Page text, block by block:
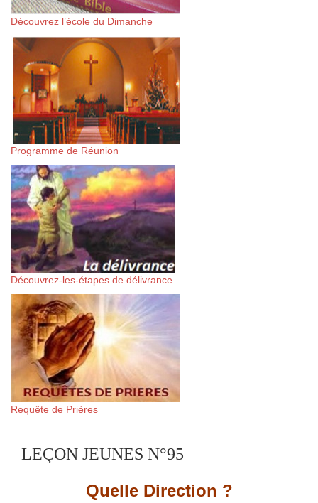
Découvrez l’école du Dimanche
Programme de Réunion
Découvrez-les-étapes de délivrance
Requête de Prières
LEÇON JEUNES N°95
Quelle Direction ?